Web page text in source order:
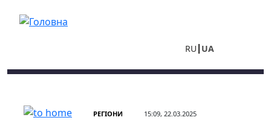
RU UA
РЕГІОНИ 15:09, 22.03.2025